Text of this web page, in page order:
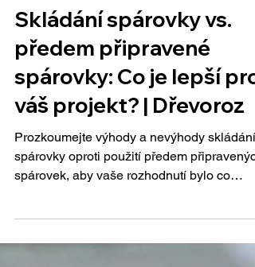
Minut čtení: 2
Spárovky
Skládání spárovky vs.
předem připravené
spárovky: Co je lepší pro
váš projekt? | Dřevoroz
spárovek, aby vaše rozhodnutí bylo co